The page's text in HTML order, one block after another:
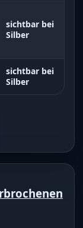
sichtbar bei
Silber
sichtbar bei
Silber